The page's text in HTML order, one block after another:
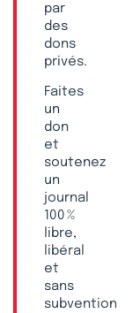
par
des
dons
privés.
Faites
un
don
et
soutenez
un
journal
100 %
libre,
libéral
et
sans
subvention